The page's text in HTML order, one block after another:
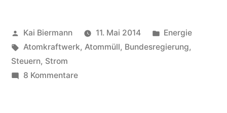
Veröffentlicht
von
Kai Biermann 11. Mai 2014
Veröffentlicht
in
Energie
Schlagwörter:
Atomkraftwerk, Atommüll, Bundesregierung,
Steuern, Strom
8 Kommentarezu